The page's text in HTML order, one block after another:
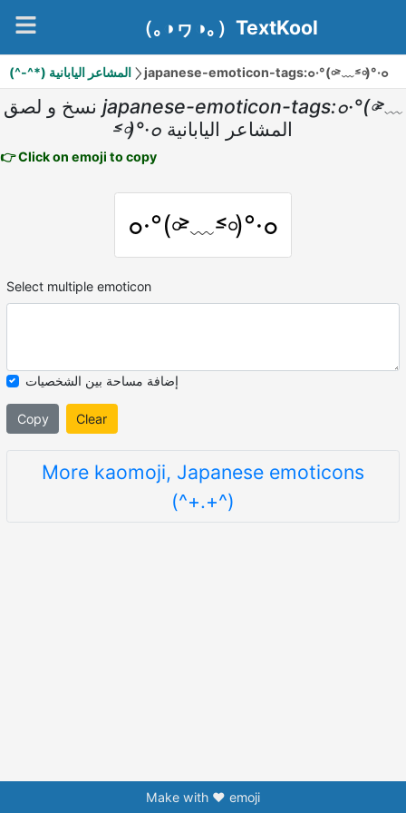
（｡◑ヮ◑｡）TextKool
(^-^*) المشاعر اليابانية japanese-emoticon-tags:๐·°(৹˃̵﹏˂̵৹)°·๐
نسخ و لصق japanese-emoticon-tags:๐·°(৹˃̵﹏
˂̵৹)°·๐ المشاعر اليابانية
👉 Click on emoji to copy
๐·°(৹˃̵﹏˂̵৹)°·๐
Select multiple emoticon
إضافة مساحة بين الشخصيات
Copy Clear
More kaomoji, Japanese emoticons
(^+.+^)
Make with ❤️ emoji